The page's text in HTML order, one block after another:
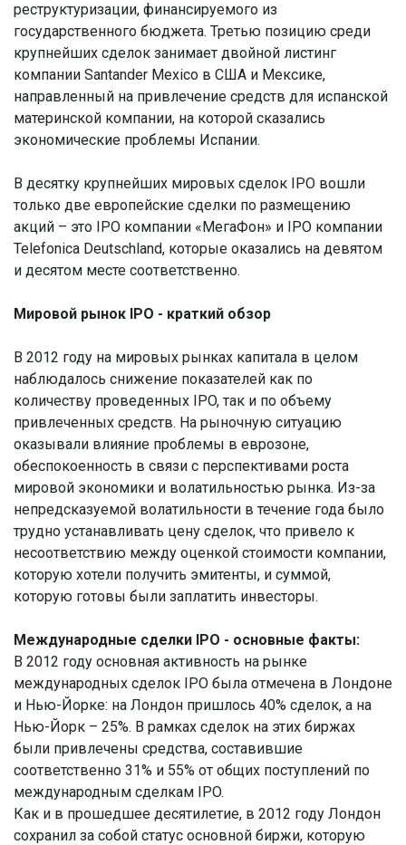
реструктуризации, финансируемого из
государственного бюджета. Третью позицию среди
крупнейших сделок занимает двойной листинг
компании Santander Mexico в США и Мексике,
направленный на привлечение средств для испанской
материнской компании, на которой сказались
экономические проблемы Испании.
В десятку крупнейших мировых сделок IPO вошли
только две европейские сделки по размещению
акций – это IPO компании «МегаФон» и IPO компании
Telefonica Deutschland, которые оказались на девятом
и десятом месте соответственно.
Мировой рынок IPO - краткий обзор
В 2012 году на мировых рынках капитала в целом
наблюдалось снижение показателей как по
количеству проведенных IPO, так и по объему
привлеченных средств. На рыночную ситуацию
оказывали влияние проблемы в еврозоне,
обеспокоенность в связи с перспективами роста
мировой экономики и волатильностью рынка. Из-за
непредсказуемой волатильности в течение года было
трудно устанавливать цену сделок, что привело к
несоответствию между оценкой стоимости компании,
которую хотели получить эмитенты, и суммой,
которую готовы были заплатить инвесторы.
Международные сделки IPO - основные факты:
В 2012 году основная активность на рынке
международных сделок IPO была отмечена в Лондоне
и Нью-Йорке: на Лондон пришлось 40% сделок, а на
Нью-Йорк – 25%. В рамках сделок на этих биржах
были привлечены средства, составившие
соответственно 31% и 55% от общих поступлений по
международным сделкам IPO.
Как и в прошедшее десятилетие, в 2012 году Лондон
сохранил за собой статус основной биржи, которую